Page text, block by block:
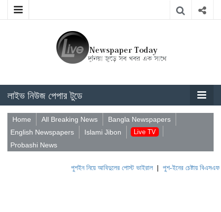
লাইভ নিউজ পেপার টুডে
Home All Breaking News
Bangla Newspapers
English Newspapers
Islami Jibon Live TV
Probashi News
পুশইন নিয়ে আবিদুলের পোস্ট ভাইরাল|পুশ-ইনের চেষ্টায় বিএসএফ,